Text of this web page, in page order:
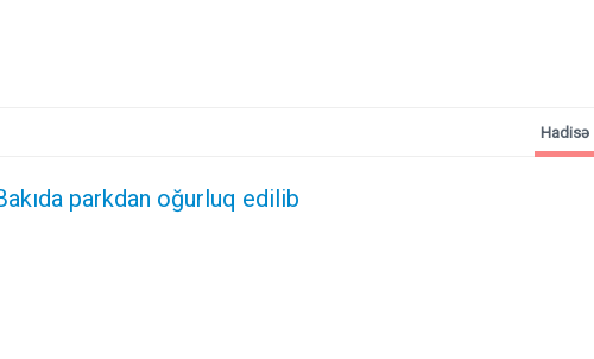
parkdan oğurluq edilib
Hadisə